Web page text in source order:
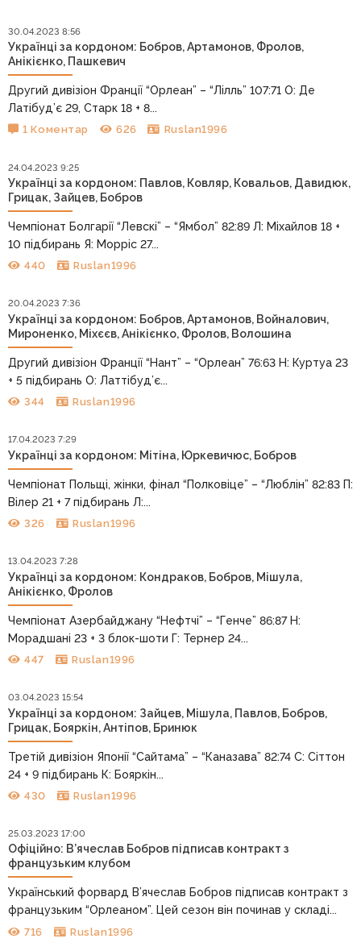
30.04.2023 8:56
Українці за кордоном: Бобров, Артамонов, Фролов,
Анікієнко, Пашкевич
Другий дивізіон Франції “Орлеан” – “Лілль” 107:71 О: Де
Латібуд’є 29, Старк 18 + 8...
1 Коментар 626 Ruslan1996
24.04.2023 9:25
Українці за кордоном: Павлов, Ковляр, Ковальов, Давидюк,
Грицак, Зайцев, Бобров
Чемпіонат Болгарії “Левскі” – “Ямбол” 82:89 Л: Міхайлов 18 +
10 підбирань Я: Морріс 27...
440 Ruslan1996
20.04.2023 7:36
Українці за кордоном: Бобров, Артамонов, Войналович,
Мироненко, Міхєєв, Анікієнко, Фролов, Волошина
Другий дивізіон Франції “Нант” – “Орлеан” 76:63 Н: Куртуа 23
+ 5 підбирань О: Латтібуд’є...
344 Ruslan1996
17.04.2023 7:29
Українці за кордоном: Мітіна, Юркевичюс, Бобров
Чемпіонат Польщі, жінки, фінал “Полковіце” – “Люблін” 82:83 П:
Вілер 21 + 7 підбирань Л:...
326 Ruslan1996
13.04.2023 7:28
Українці за кордоном: Кондраков, Бобров, Мішула,
Анікієнко, Фролов
Чемпіонат Азербайджану “Нефтчі” – “Генче” 86:87 Н:
Морадшані 23 + 3 блок-шоти Г: Тернер 24...
447 Ruslan1996
03.04.2023 15:54
Українці за кордоном: Зайцев, Мішула, Павлов, Бобров,
Грицак, Бояркін, Антіпов, Бринюк
Третій дивізіон Японії “Сайтама” – “Каназава” 82:74 С: Сіттон
24 + 9 підбирань К: Бояркін...
430 Ruslan1996
25.03.2023 17:00
Офіційно: В’ячеслав Бобров підписав контракт з
французьким клубом
Український форвард В’ячеслав Бобров підписав контракт з
французьким “Орлеаном”. Цей сезон він починав у складі...
716 Ruslan1996